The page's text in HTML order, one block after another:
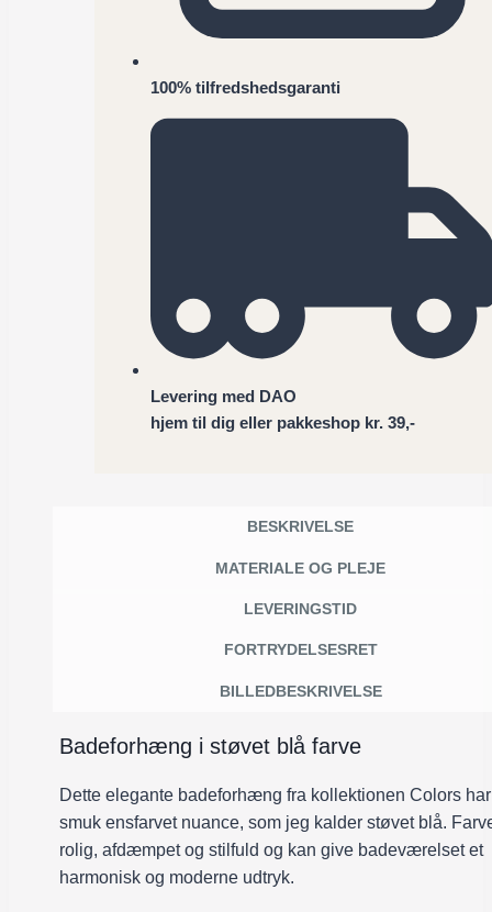
100% tilfredshedsgaranti
Levering med DAO
hjem til dig eller pakkeshop kr. 39,-
BESKRIVELSE
MATERIALE OG PLEJE
LEVERINGSTID
FORTRYDELSESRET
BILLEDBESKRIVELSE
Badeforhæng i støvet blå farve
Dette elegante badeforhæng fra kollektionen Colors
smuk ensfarvet nuance, som jeg kalder støvet blå.
rolig, afdæmpet og stilfuld og kan give badeværelset et
harmonisk og moderne udtryk.